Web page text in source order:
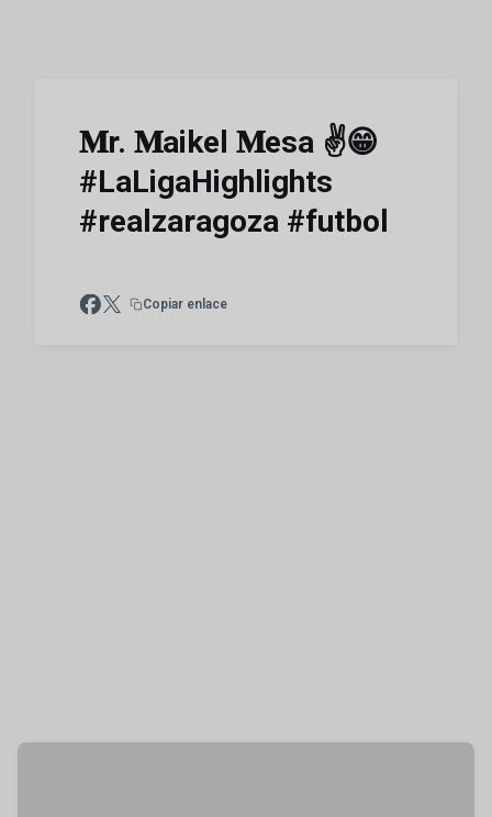
𝐌r. 𝐌aikel 𝐌esa ✌️😁
#LaLigaHighlights
#realzaragoza #futbol
Copiar enlace